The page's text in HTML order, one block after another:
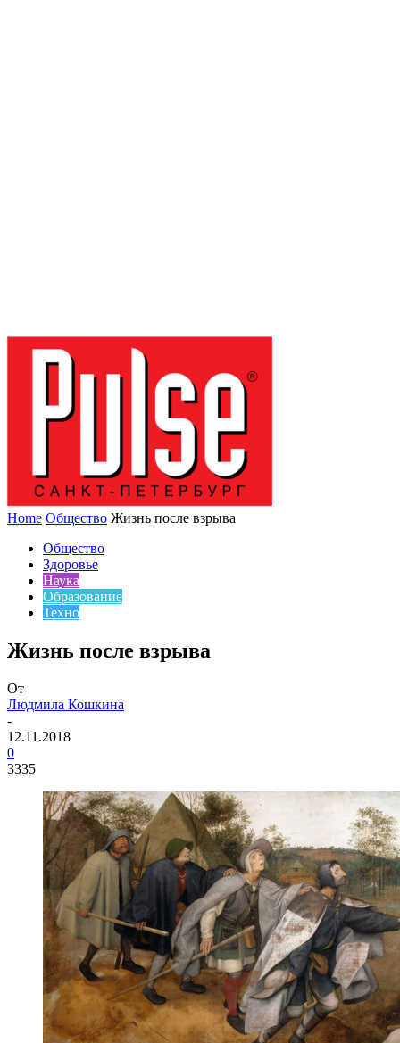
Home Общество Жизнь после взрыва
Общество
Здоровье
Наука
Образование
Техно
Жизнь после взрыва
От
Людмила Кошкина
-
12.11.2018
0
3335